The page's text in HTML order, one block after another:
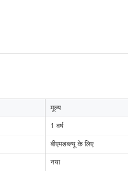
मूल्य
1 वर्ष
बीएमडब्ल्यू के लिए
नया